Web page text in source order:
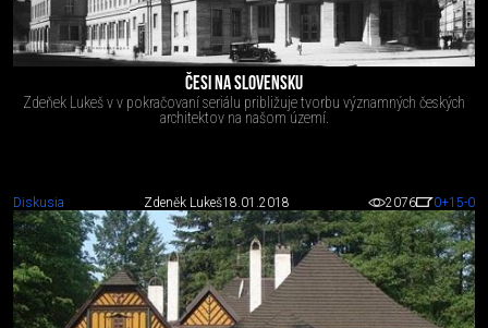
ČESI NA SLOVENSKU
Zdeňek Lukeš v v pokračovaní seriálu približuje tvorbu významných českých
architektov na našom území.
Diskusia Zdeněk Lukeš18.01.2018 2076 0+15-0